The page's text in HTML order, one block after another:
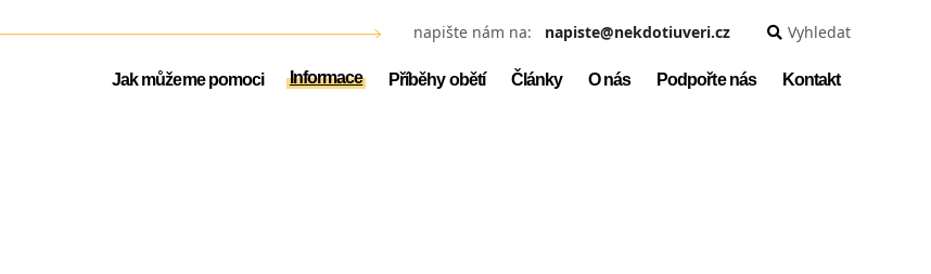
napište nám na: napiste@nekdotiuveri.cz Vyhledat
Jak můžeme pomoci Informace Příběhy obětí Články O nás Podpořte nás Kontakt